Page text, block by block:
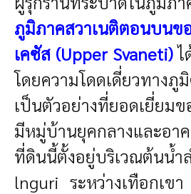
ภูมิภาคสวาเนติตอนบนข
เคซัส (Upper Svaneti)
โดยความโดดเดี่ยวทางภู
เป็นตัวอย่างที่ยอดเยี่ยม
มีหมู่บ้านยุคกลางและอาค
ที่ดินนี้ตั้งอยู่บริเวณต้นน้ำ
lnguri ระหว่างเทือกเข